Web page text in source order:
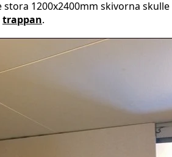
1200x2400mm skivorna skulle
trappan.